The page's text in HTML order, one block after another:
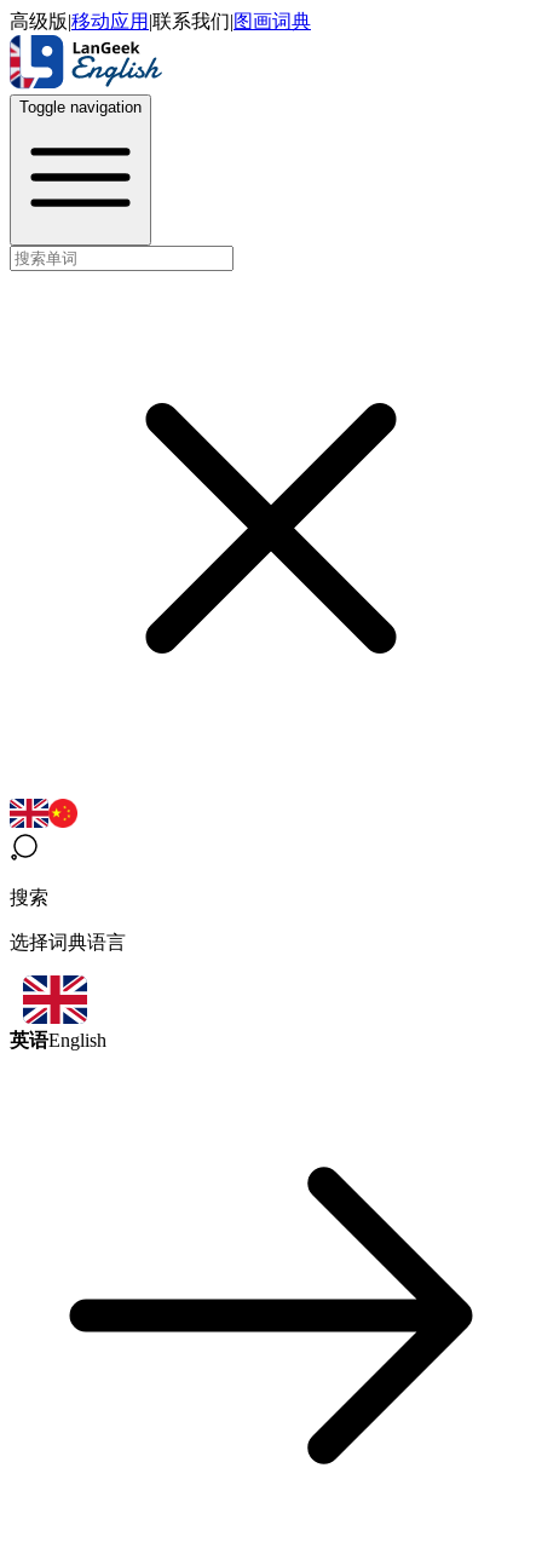
高级版|移动应用 |联系我们|图画词典
Toggle navigation
搜索
选择词典语言
英语English